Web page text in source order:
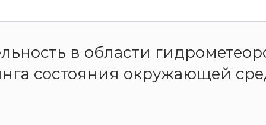
в области
состояния окружающей